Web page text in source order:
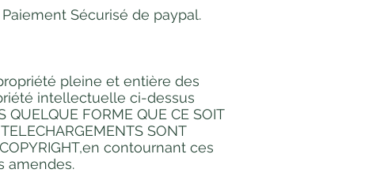
Sécurisé de paypal.
pleine et entière des
intellectuelle ci-dessus
FORME QUE CE SOIT
SONT
contournant ces
amendes.